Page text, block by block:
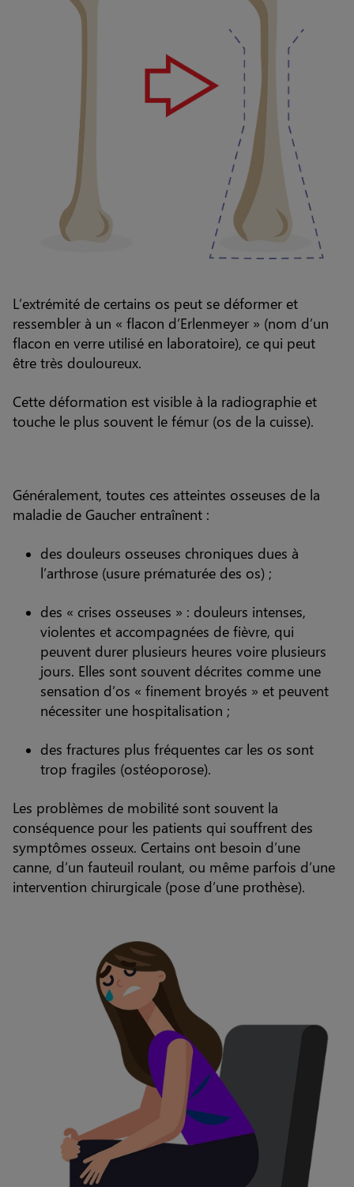
L’extrémité de certains os peut se déformer et
ressembler à un « flacon d’Erlenmeyer » (nom d’un
flacon en verre utilisé en laboratoire), ce qui peut
être très douloureux.
Cette déformation est visible à la radiographie et
touche le plus souvent le fémur (os de la cuisse).
Généralement, toutes ces atteintes osseuses de la
maladie de Gaucher entraînent :
des douleurs osseuses chroniques dues à
l’arthrose (usure prématurée des os) ;
des « crises osseuses » : douleurs intenses,
violentes et accompagnées de fièvre, qui
peuvent durer plusieurs heures voire plusieurs
jours. Elles sont souvent décrites comme une
sensation d’os « finement broyés » et peuvent
nécessiter une hospitalisation ;
des fractures plus fréquentes car les os sont
trop fragiles (ostéoporose).
Les problèmes de mobilité sont souvent la
conséquence pour les patients qui souffrent des
symptômes osseux. Certains ont besoin d’une
canne, d’un fauteuil roulant, ou même parfois d’une
intervention chirurgicale (pose d’une prothèse).